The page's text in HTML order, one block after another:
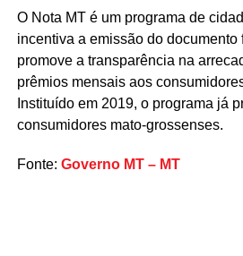
O Nota MT é um programa de
incentiva a emissão do documento
promove a transparência na
prêmios mensais aos
Instituído em 2019, o programa já
consumidores mato-grossenses.
Fonte: Governo MT – MT